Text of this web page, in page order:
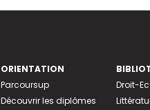
ORIENTATION
Parcoursup
Découvrir les diplômes
Droit-